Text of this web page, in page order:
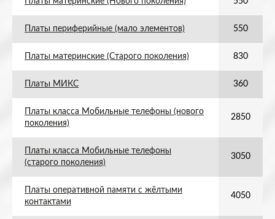
Платы периферийные (мало элементов) 550
Платы материнские (Старого поколения) 830
Платы МИКС 360
Платы класса Мобильные телефоны (нового
поколения)
2850
Платы класса Мобильные телефоны
(старого поколения)
3050
Платы оперативной памяти с жёлтыми
контактами
4050